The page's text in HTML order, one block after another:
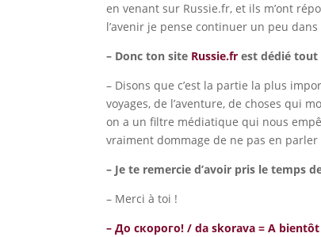
en venant sur Russie.fr, et ils m’ont
l’avenir je pense continuer un peu dans
– Donc ton site Russie.fr est dédié tout
– Disons que c’est la partie la plus
voyages, de l’aventure, de choses qui
on a un filtre médiatique qui nous
vraiment dommage de ne pas en parler
– Je te remercie d’avoir pris le temps
– Merci à toi !
– До скорого! / da skorava = A